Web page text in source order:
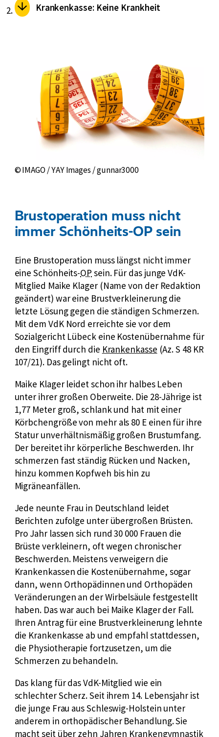
Krankenkasse: Keine Krankheit
© IMAGO / YAY Images / gunnar3000
Brustoperation muss nicht
immer Schönheits-OP sein
Eine Brustoperation muss längst nicht immer
eine Schönheits-OP k
u
r
z
f
ü
r
O
e
r
a
t
i
o
n
sein. Für das junge VdK-
Mitglied Maike Klager (Name von der Redaktion
geändert) war eine Brustverkleinerung die
letzte Lösung gegen die ständigen Schmerzen.
Mit dem VdK Nord erreichte sie vor dem
Sozialgericht Lübeck eine Kostenübernahme für
den Eingriff durch die Krankenkasse (Az. S 48 KR
107/21). Das gelingt nicht oft.
Maike Klager leidet schon ihr halbes Leben
unter ihrer großen Oberweite. Die 28-Jährige ist
1,77 Meter groß, schlank und hat mit einer
Körbchengröße von mehr als 80 E einen für ihre
Statur unverhältnismäßig großen Brustumfang.
Der bereitet ihr körperliche Beschwerden. Ihr
schmerzen fast ständig Rücken und Nacken,
hinzu kommen Kopfweh bis hin zu
Migräneanfällen.
Jede neunte Frau in Deutschland leidet
Berichten zufolge unter übergroßen Brüsten.
Pro Jahr lassen sich rund 30 000 Frauen die
Brüste verkleinern, oft wegen chronischer
Beschwerden. Meistens verweigern die
Krankenkassen die Kostenübernahme, sogar
dann, wenn Orthopädinnen und Orthopäden
Veränderungen an der Wirbelsäule festgestellt
haben. Das war auch bei Maike Klager der Fall.
Ihren Antrag für eine Brustverkleinerung lehnte
die Krankenkasse ab und empfahl stattdessen,
die Physiotherapie fortzusetzen, um die
Schmerzen zu behandeln.
Das klang für das VdK-Mitglied wie ein
schlechter Scherz. Seit ihrem 14. Lebensjahr ist
die junge Frau aus Schleswig-Holstein unter
anderem in orthopädischer Behandlung. Sie
macht seit über zehn Jahren Krankengymnastik